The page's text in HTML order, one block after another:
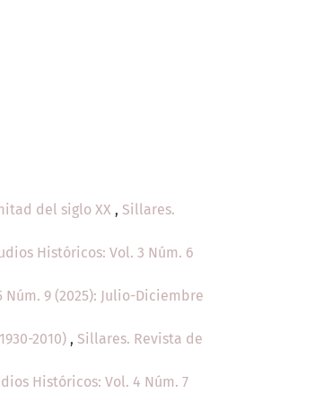
del siglo XX , Sillares.
Históricos: Vol. 3 Núm. 6
9 (2025): Julio-Diciembre
2010) , Sillares. Revista de
Históricos: Vol. 4 Núm. 7